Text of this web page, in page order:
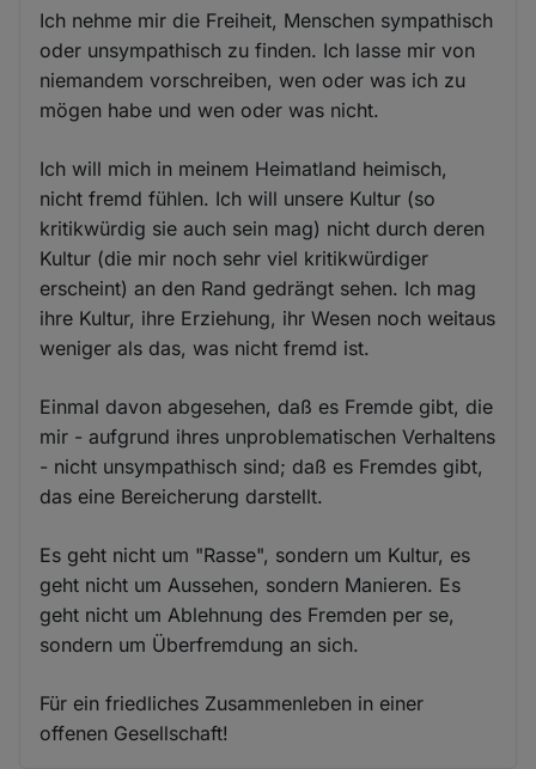
Ich nehme mir die Freiheit, Menschen sympathisch
oder unsympathisch zu finden. Ich lasse mir von
niemandem vorschreiben, wen oder was ich zu
mögen habe und wen oder was nicht.
Ich will mich in meinem Heimatland heimisch,
nicht fremd fühlen. Ich will unsere Kultur (so
kritikwürdig sie auch sein mag) nicht durch deren
Kultur (die mir noch sehr viel kritikwürdiger
erscheint) an den Rand gedrängt sehen. Ich mag
ihre Kultur, ihre Erziehung, ihr Wesen noch weitaus
weniger als das, was nicht fremd ist.
Einmal davon abgesehen, daß es Fremde gibt, die
mir - aufgrund ihres unproblematischen Verhaltens
- nicht unsympathisch sind; daß es Fremdes gibt,
das eine Bereicherung darstellt.
Es geht nicht um "Rasse", sondern um Kultur, es
geht nicht um Aussehen, sondern Manieren. Es
geht nicht um Ablehnung des Fremden per se,
sondern um Überfremdung an sich.
Für ein friedliches Zusammenleben in einer
offenen Gesellschaft!